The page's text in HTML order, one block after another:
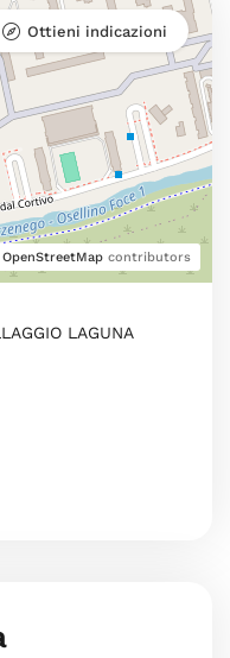
OpenStreetMap contributors
Ottieni indicazioni
LAGUNA